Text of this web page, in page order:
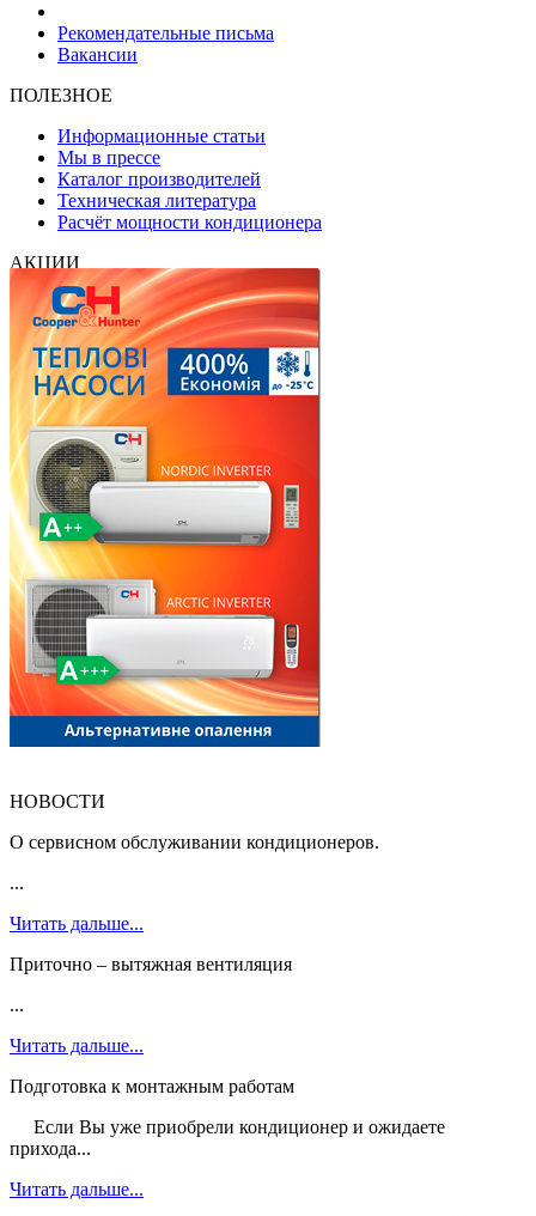
Рекомендательные письма
Вакансии
ПОЛЕЗНОЕ
Информационные статьи
Мы в прессе
Каталог производителей
Техническая литература
Расчёт мощности кондиционера
АКЦИИ
НОВОСТИ
О сервисном обслуживании кондиционеров.
...
Читать дальше...
Приточно – вытяжная вентиляция
...
Читать дальше...
Подготовка к монтажным работам
Если Вы уже приобрели кондиционер и ожидаете
прихода...
Читать дальше...